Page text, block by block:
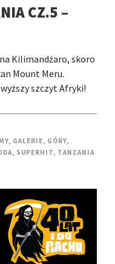
CZ.5 –
Kilimandżaro, skoro
Mount Meru.
szczyt Afryki!
, GALERIE, GÓRY,
, SUPERHIT, TANZANIA